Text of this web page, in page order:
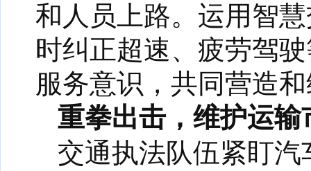
和人员上路。运用智
时纠正超速、疲劳驾
服务意识，共同营造
重拳出击，维护运输
交通执法队伍紧盯